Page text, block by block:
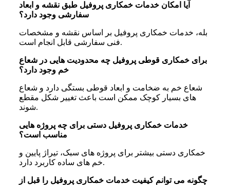
آیا امکان خدمات خمکاری پروفیل طبق نقشه و ابعاد
سفارشی وجود دارد؟
بله، خدمات خمکاری پروفیل بر اساس نقشه و مشخصات
فنی سفارشی قابل انجام است.
برای خمکاری قوطی پروفیل چه محدودیت هایی در شعاع
خم وجود دارد؟
شعاع خم به ضخامت و ابعاد قوطی بستگی دارد و شعاع
های بسیار کوچک ممکن است باعث تغییر شکل مقطع
شوند.
خدمات خمکاری پروفیل دستی برای چه پروژه هایی
مناسب است؟
خمکاری دستی بیشتر برای پروژه های سبک، تیراژ پایین و
خم های ساده کاربرد دارد.
چگونه می توانم کیفیت خدمات خمکاری پروفیل را قبل از